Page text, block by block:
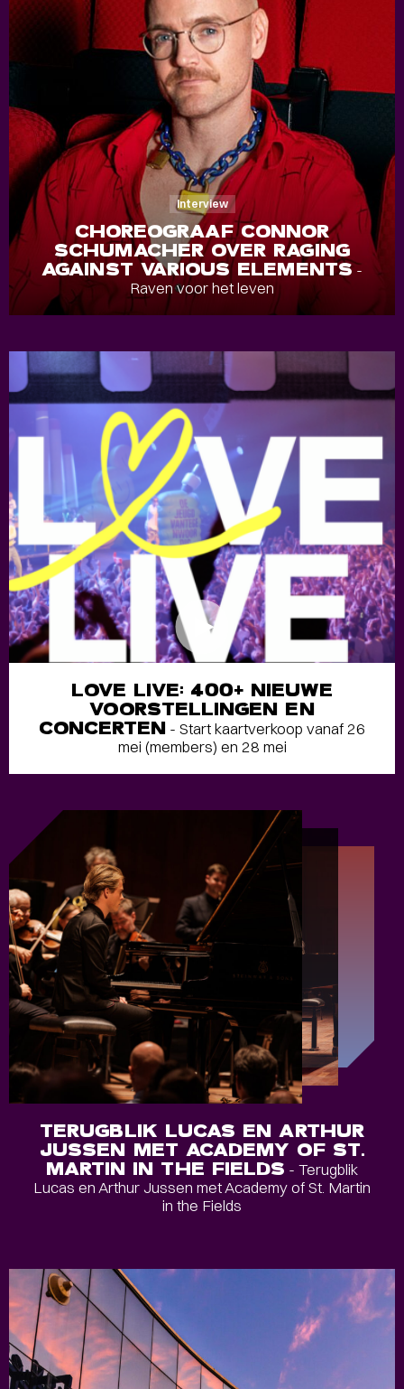
Interview
CHOREOGRAAF CONNOR
SCHUMACHER OVER RAGING
AGAINST VARIOUS ELEMENTS-
Raven voor het leven
LOVE LIVE: 400+ NIEUWE
VOORSTELLINGEN EN
CONCERTEN - Start kaartverkoop vanaf 26
mei (members) en 28 mei
TERUGBLIK LUCAS EN ARTHUR
JUSSEN MET ACADEMY OF ST.
MARTIN IN THE FIELDS - Terugblik
Lucas en Arthur Jussen met Academy of St. Martin
in the Fields